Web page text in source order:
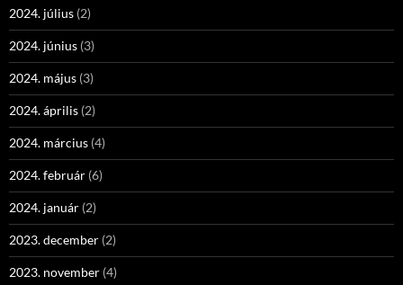
2024. július (2)
2024. június (3)
2024. május (3)
2024. április (2)
2024. március (4)
2024. február (6)
2024. január (2)
2023. december (2)
2023. november (4)